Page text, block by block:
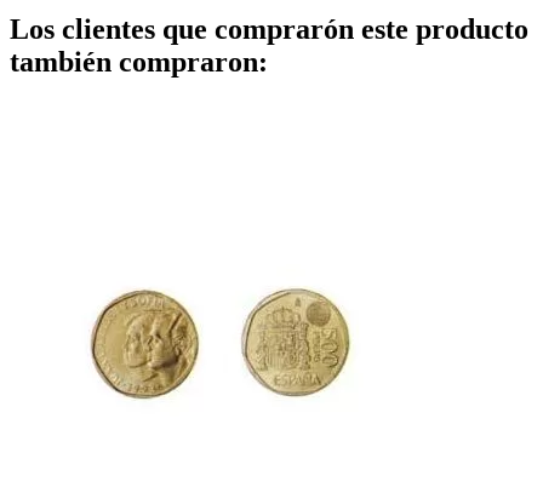
Los clientes que comprarón este producto
también compraron: